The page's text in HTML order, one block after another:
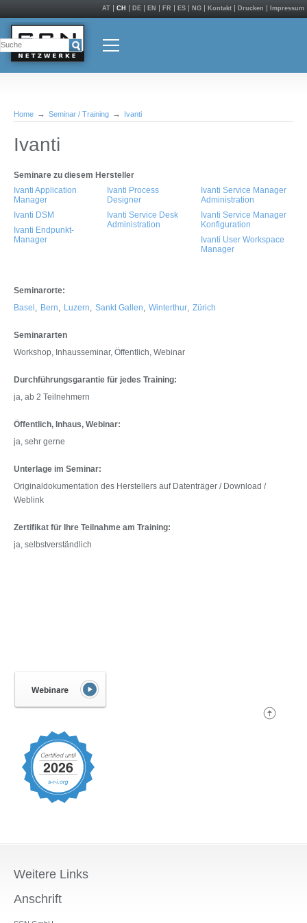
AT CH DE EN FR ES NG Kontakt Drucken Impressum
Home Seminar / Training Ivanti
Ivanti
Seminare zu diesem Hersteller
Ivanti Application
Manager
Ivanti DSM
Ivanti Endpunkt-
Manager
Ivanti Process
Designer
Ivanti Service Desk
Administration
Ivanti Service Manager
Administration
Ivanti Service Manager
Konfiguration
Ivanti User Workspace
Manager
Seminarorte:
Basel , Bern, Luzern, Sankt Gallen, Winterthur, Zürich
Seminararten
Workshop, Inhausseminar, Öffentlich, Webinar
Durchführungsgarantie für jedes Training:
ja, ab 2 Teilnehmern
Öffentlich, Inhaus, Webinar:
ja, sehr gerne
Unterlage im Seminar:
Originaldokumentation des Herstellers auf Datenträger / Download /
Weblink
Zertifikat für Ihre Teilnahme am Training:
ja, selbstverständlich
Weitere Links
Anschrift